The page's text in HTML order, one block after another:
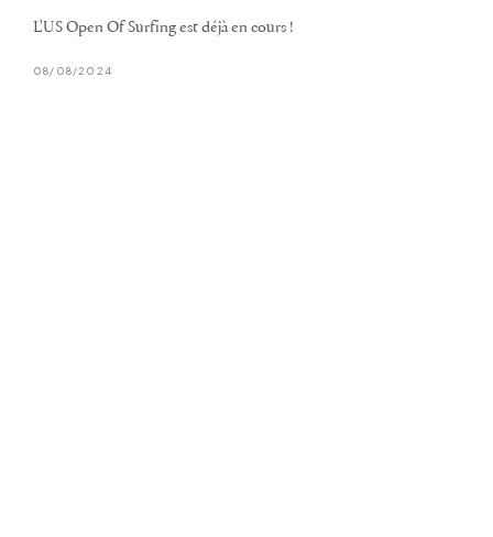
L'US Open Of Surfing est déjà en cours !
08/08/2024